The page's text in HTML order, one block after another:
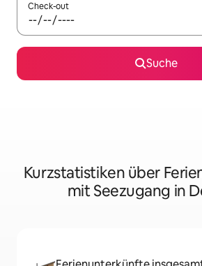
Check-out
Suche
Kurzstatistiken über
mit Seezugang in